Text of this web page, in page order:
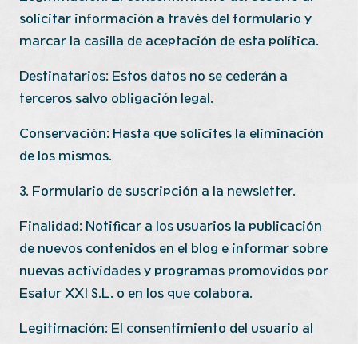
solicitar información a través del formulario y
marcar la casilla de aceptación de esta política.
Destinatarios: Estos datos no se cederán a
terceros salvo obligación legal.
Conservación: Hasta que solicites la eliminación
de los mismos.
3. Formulario de suscripción a la newsletter.
Finalidad: Notificar a los usuarios la publicación
de nuevos contenidos en el blog e informar sobre
nuevas actividades y programas promovidos por
Esatur XXI S.L. o en los que colabora.
Legitimación: El consentimiento del usuario al